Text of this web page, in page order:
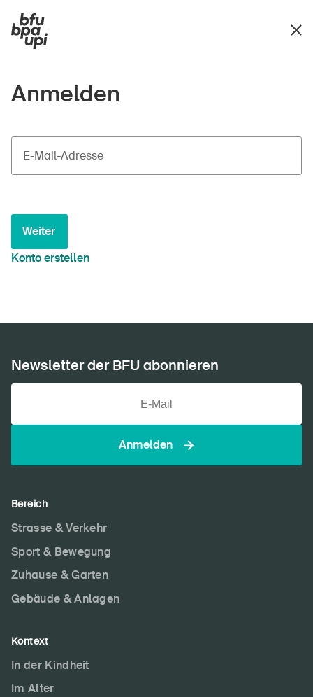
Anmelden
E-Mail-Adresse
Weiter
Konto erstellen
Newsletter der BFU abonnieren
Anmelden
Bereich
Strasse & Verkehr
Sport & Bewegung
Zuhause & Garten
Gebäude & Anlagen
Kontext
In der Kindheit
Im Alter